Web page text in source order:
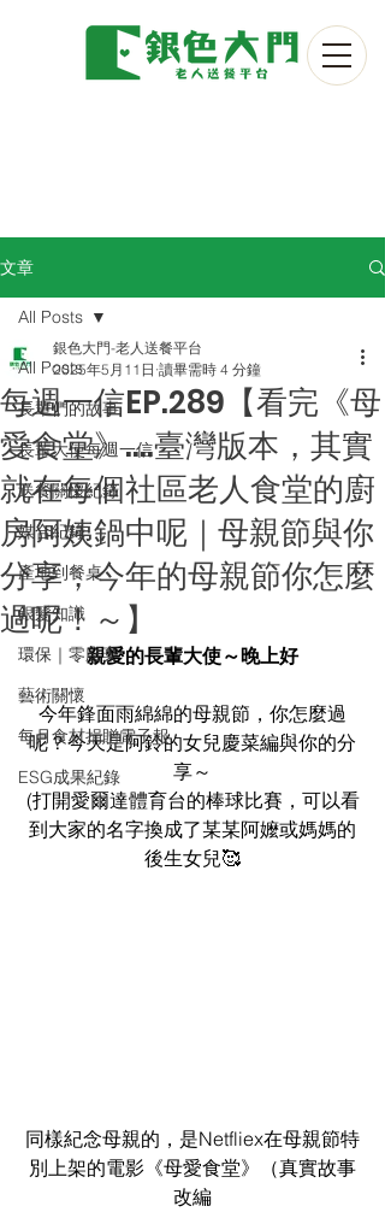
文章
All Posts
長輩們的故事
長輩大使每週一信
送餐關懷紀錄
媒合紀錄
產地到餐桌
銀髮知識
環保｜零廢棄
藝術關懷
每月食材捐贈電子報
ESG成果紀錄
All Posts
每週一信EP.289【看完《母
愛食堂》....臺灣版本，其實
就在每個社區老人食堂的廚
房阿姨鍋中呢｜母親節與你
分享，今年的母親節你怎麼
過呢！～】
銀色大門-老人送餐平台
2025年5月11日 讀畢需時 4 分鐘
親愛的長輩大使～晚上好
今年鋒面雨綿綿的母親節，你怎麼過
呢？今天是阿鈴的女兒慶菜編與你的分
享～
(打開愛爾達體育台的棒球比賽，可以看
到大家的名字換成了某某阿嬤或媽媽的
後生女兒🥰
同樣紀念母親的，是Netfliex在母親節特
別上架的電影《母愛食堂》（真實故事
改編